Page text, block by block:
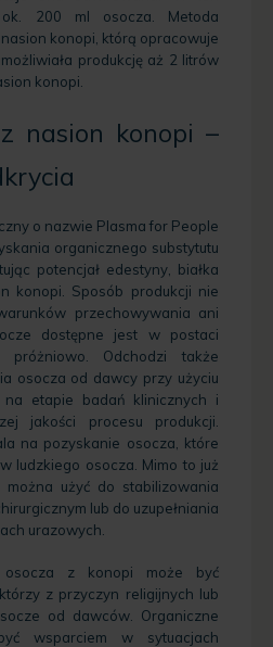
ok. 200 ml osocza. Metoda
konopi, którą opracowuje
produkcję aż 2 litrów
konopi.
nasion konopi –
o nazwie Plasma for People
organicznego substytutu
potencjał edestyny, białka
konopi. Sposób produkcji nie
przechowywania ani
dostępne jest w postaci
próżniowo. Odchodzi także
osocza od dawcy przy użyciu
na etapie badań klinicznych i
jakości procesu produkcji.
na pozyskanie osocza, które
ludzkiego osocza. Mimo to już
użyć do stabilizowania
lub do uzupełniania
urazowych.
osocza z konopi może być
z przyczyn religijnych lub
od dawców. Organiczne
wsparciem w sytuacjach